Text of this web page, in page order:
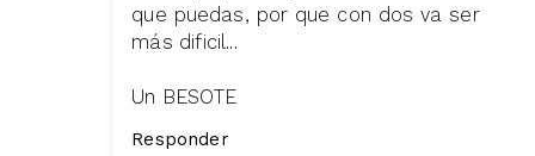
que puedas, por que con dos va ser
más dificil...
Un BESOTE
Responder